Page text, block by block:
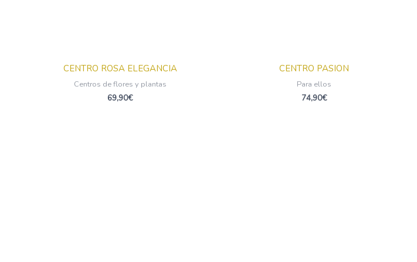
CENTRO ROSA ELEGANCIA
Centros de flores y plantas
69,90€
CENTRO PASION
Para ellos
74,90€